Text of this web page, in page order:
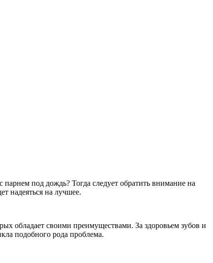
под дождь? Тогда следует обратить внимание на
надеяться на лучшее.
обладает своими преимуществами. За здоровьем зубов и
подобного рода проблема.